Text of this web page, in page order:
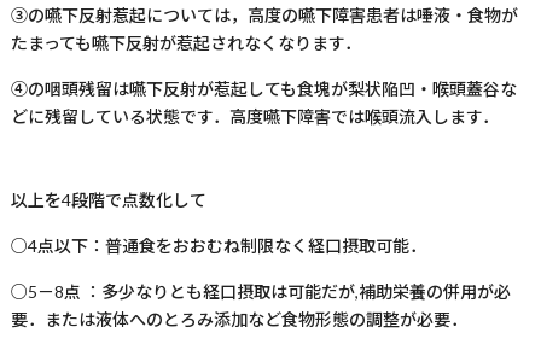
③の嚥下反射惹起については，高度の嚥下障害患者は唾液・食物が
たまっても嚥下反射が惹起されなくなります．
④の咽頭残留は嚥下反射が惹起しても食塊が梨状陥凹・喉頭蓋谷な
どに残留している状態です．高度嚥下障害では喉頭流入します．
以上を4段階で点数化して
○4点以下：普通食をおおむね制限なく経口摂取可能．
○5－8点 ：多少なりとも経口摂取は可能だが,補助栄養の併用が必
要．または液体へのとろみ添加など食物形態の調整が必要．